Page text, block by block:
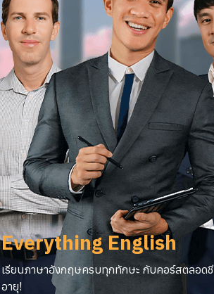
Everything English
เรียนภาษาอังกฤษครบทุกทักษะ กับคอร์สตลอด
อายุ!